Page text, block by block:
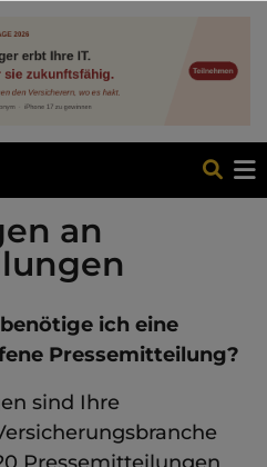
an
ich eine
Pressemitteilung?
sind Ihre